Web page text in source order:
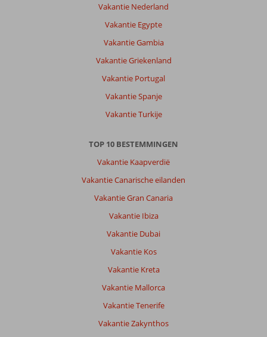
Vakantie Nederland
Vakantie Egypte
Vakantie Gambia
Vakantie Griekenland
Vakantie Portugal
Vakantie Spanje
Vakantie Turkije
TOP 10 BESTEMMINGEN
Vakantie Kaapverdië
Vakantie Canarische eilanden
Vakantie Gran Canaria
Vakantie Ibiza
Vakantie Dubai
Vakantie Kos
Vakantie Kreta
Vakantie Mallorca
Vakantie Tenerife
Vakantie Zakynthos